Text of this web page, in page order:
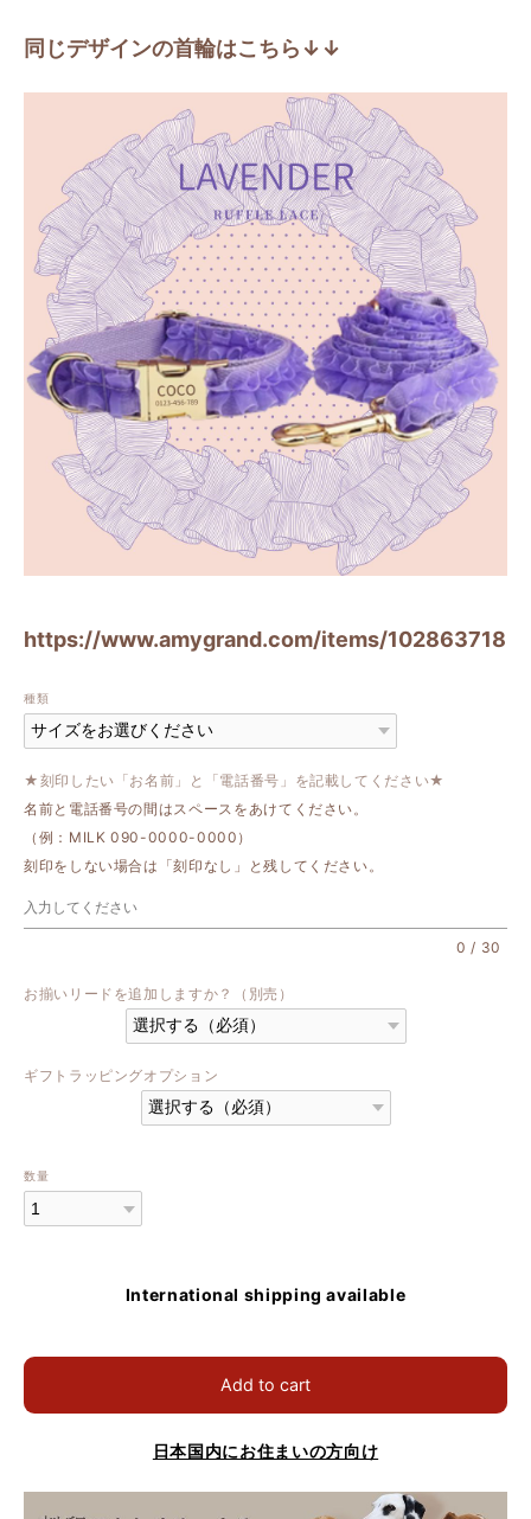
同じデザインの首輪はこちら↓↓
https://www.amygrand.com/items/102863718
種類
★刻印したい「お名前」と「電話番号」を記載してください★
名前と電話番号の間はスペースをあけてください。
（例：MILK 090-0000-0000）
刻印をしない場合は「刻印なし」と残してください。
0 / 30
お揃いリードを追加しますか？（別売）
ギフトラッピングオプション
数量
International shipping available
Add to cart
日本国内にお住まいの方向け